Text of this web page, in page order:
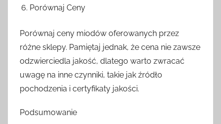
Porównaj Ceny
Porównaj ceny miodów oferowanych przez
różne sklepy. Pamiętaj jednak, że cena nie zawsze
odzwierciedla jakość, dlatego warto zwracać
uwagę na inne czynniki, takie jak źródło
pochodzenia i certyfikaty jakości.
Podsumowanie